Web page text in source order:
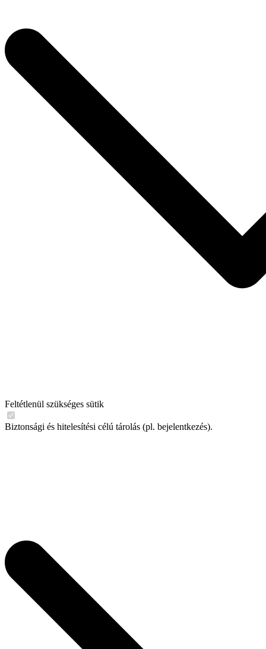
Feltétlenül szükséges sütik
Biztonsági és hitelesítési célú tárolás (pl. bejelentkezés).